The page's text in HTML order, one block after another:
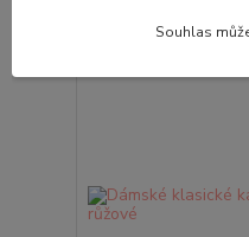
Souhlas